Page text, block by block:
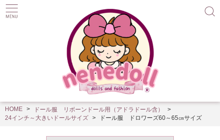
HOME
ドール服 リボーンドール用（アドラドール含）
24インチ～大きいドールサイズ
ドール服 ドロワーズ60～65㎝サイズ